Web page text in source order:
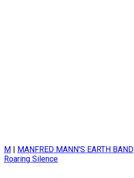
M MANFRED MANN'S EARTH BAND
Roaring Silence